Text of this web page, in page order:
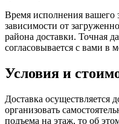
Время исполнения вашего
зависимости от
района доставки. Точная
согласовывается с вами в
Условия и
Доставка осуществляется
организовать
подъема на этаж, то об